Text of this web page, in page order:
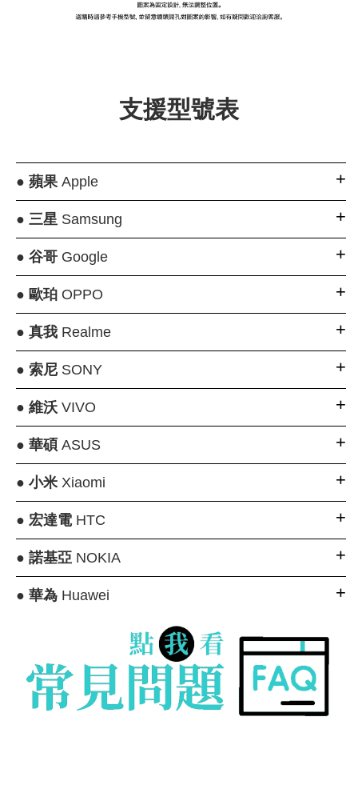
+NT$ 159
-
支援型號表
● 蘋果Apple
● 三星Samsung
● 谷哥Google
● 歐珀OPPO
● 真我Realme
● 索尼SONY
● 維沃VIVO
● 華碩 ASUS
● 小米Xiaomi
● 宏達電HTC
● 諾基亞NOKIA
● 華為Huawei